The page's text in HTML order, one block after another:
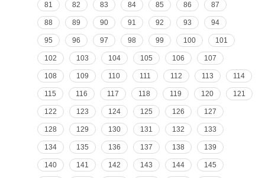
81 82 83 84 85 86 87
88 89 90 91 92 93 94
95 96 97 98 99 100 101
102 103 104 105 106 107
108 109 110 111 112 113 114
115 116 117 118 119 120 121
122 123 124 125 126 127
128 129 130 131 132 133
134 135 136 137 138 139
140 141 142 143 144 145